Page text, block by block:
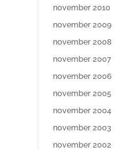
november 2010
november 2009
november 2008
november 2007
november 2006
november 2005
november 2004
november 2003
november 2002